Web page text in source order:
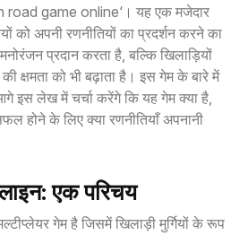
road game online‘। यह एक मजेदार
को अपनी रणनीतियों का प्रदर्शन करने का
प्रदान करता है, बल्कि खिलाड़ियों
क्षमता को भी बढ़ाता है। इस गेम के बारे में
इस लेख में चर्चा करेंगे कि यह गेम क्या है,
होने के लिए क्या रणनीतियाँ अपनानी
एक परिचय
गेम है जिसमें खिलाड़ी मुर्गियों के रूप